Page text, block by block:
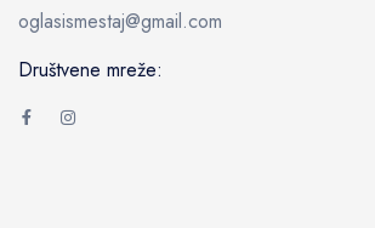
oglasismestaj@gmail.com
Društvene mreže: